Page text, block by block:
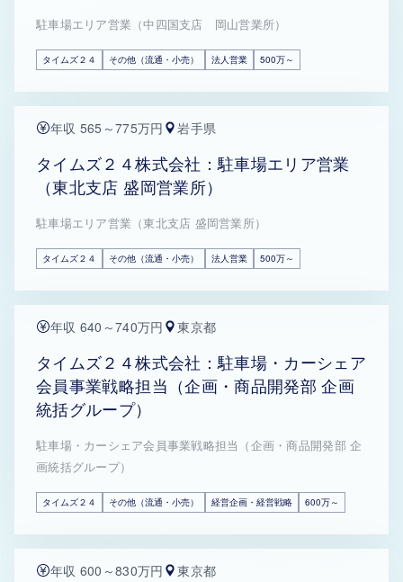
駐車場エリア営業（中四国支店 岡山営業所）
タイムズ２４ その他（流通・小売） 法人営業 500万～
年収 565～775万円 岩手県
タイムズ２４株式会社：駐車場エリア営業
（東北支店 盛岡営業所）
駐車場エリア営業（東北支店 盛岡営業所）
タイムズ２４ その他（流通・小売） 法人営業 500万～
年収 640～740万円 東京都
タイムズ２４株式会社：駐車場・カーシェア
会員事業戦略担当（企画・商品開発部 企画
統括グループ）
駐車場・カーシェア会員事業戦略担当（企画・商品開発部 企
画統括グループ）
タイムズ２４ その他（流通・小売） 経営企画・経営戦略 600万～
年収 600～830万円 東京都